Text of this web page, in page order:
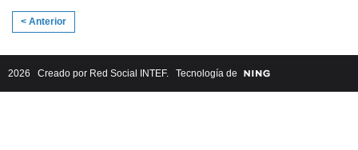
< Anterior
2026 Creado por Red Social INTEF. Tecnología de